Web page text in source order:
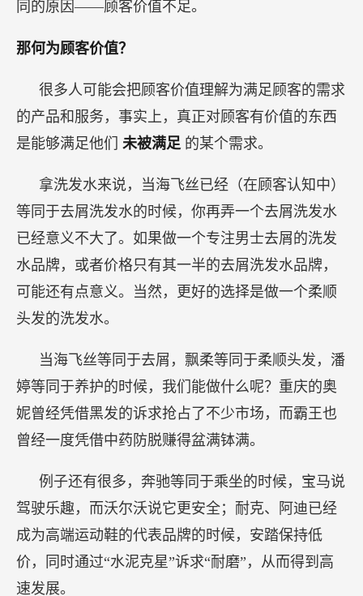
同的原因——顾客价值不足。
那何为顾客价值？
很多人可能会把顾客价值理解为满足顾客的需求
的产品和服务，事实上，真正对顾客有价值的东西
是能够满足他们 未被满足 的某个需求。
拿洗发水来说，当海飞丝已经（在顾客认知中）
等同于去屑洗发水的时候，你再弄一个去屑洗发水
已经意义不大了。如果做一个专注男士去屑的洗发
水品牌，或者价格只有其一半的去屑洗发水品牌，
可能还有点意义。当然，更好的选择是做一个柔顺
头发的洗发水。
当海飞丝等同于去屑，飘柔等同于柔顺头发，潘
婷等同于养护的时候，我们能做什么呢？重庆的奥
妮曾经凭借黑发的诉求抢占了不少市场，而霸王也
曾经一度凭借中药防脱赚得盆满钵满。
例子还有很多，奔驰等同于乘坐的时候，宝马说
驾驶乐趣，而沃尔沃说它更安全；耐克、阿迪已经
成为高端运动鞋的代表品牌的时候，安踏保持低
价，同时通过“水泥克星”诉求“耐磨”，从而得到高
速发展。